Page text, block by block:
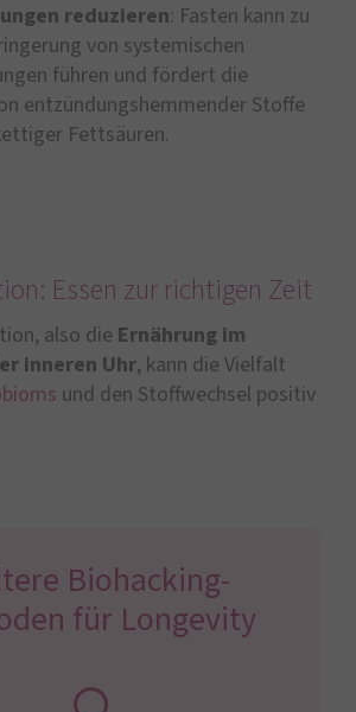
reduzieren: Fasten kann zu
von systemischen
führen und fördert die
entzündungshemmender Stoffe
Fettsäuren.
Essen zur richtigen Zeit
also die Ernährung im
inneren Uhr, kann die Vielfalt
und den Stoffwechsel positiv
Biohacking-
für Longevity